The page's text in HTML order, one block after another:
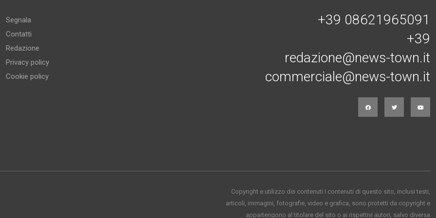
Segnala
Contatti
Redazione
Privacy policy
Cookie policy
+39 08621965091
+39
redazione@news-town.it
commerciale@news-town.it
Copyright e utilizzo dei contenuti I contenuti di questo sito, inclusi testi,
articoli, immagini, fotografie, video e grafica, sono protetti da copyright e
appartengono al titolare del sito o ai rispettivi autori, salvo diversa